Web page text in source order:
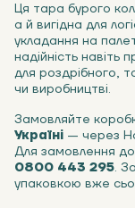
Ця тара бурого
а й вигідна для
укладання на
надійність навіть
для роздрібного,
чи виробництві.
Замовляйте
Україні — через
Для замовлення
0800 443 295.
упаковкою вже